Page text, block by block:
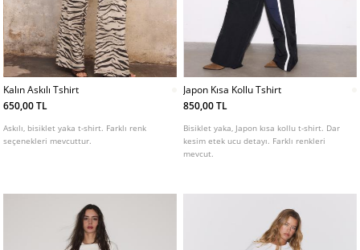
Kalın Askılı Tshirt
650,00 TL
Askılı, bisiklet yaka t-shirt. Farklı renk
seçenekleri mevcuttur.
Japon Kısa Kollu Tshirt
850,00 TL
Bisiklet yaka, Japon kısa kollu t-shirt. Dar
kesim etek ucu detayı. Farklı renkleri
mevcut.